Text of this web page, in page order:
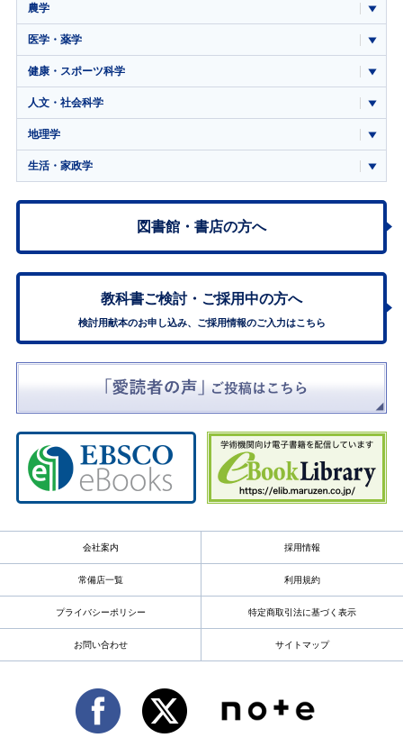
農学
医学・薬学
健康・スポーツ科学
人文・社会科学
地理学
生活・家政学
図書館・書店の方へ
教科書ご検討・ ご採用中の方へ
検討用献本のお申し込み、ご採用情報のご入力はこちら
会社案内 採用情報
常備店一覧 利用規約
プライバシーポリシー 特定商取引法に基づく表示
お問い合わせ サイトマップ